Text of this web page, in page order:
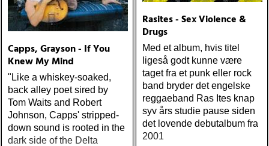
Capps, Grayson - If You
Knew My Mind
"Like a whiskey-soaked,
back alley poet sired by
Tom Waits and Robert
Johnson, Capps' stripped-
down sound is rooted in the
dark side of the Delta
Rasites - Sex Violence &
Drugs
Med et album, hvis titel
ligeså godt kunne være
taget fra et punk eller rock
band bryder det engelske
reggaeband Ras Ites knap
syv års studie pause siden
det lovende debutalbum fra
2001